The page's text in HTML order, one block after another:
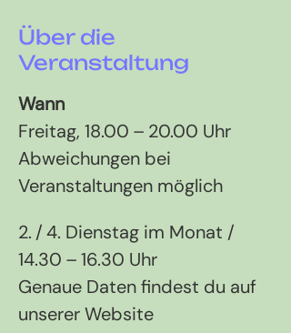
Über die
Veranstaltung
Wann
Freitag, 18.00 – 20.00 Uhr
Abweichungen bei
Veranstaltungen möglich
2. / 4. Dienstag im Monat /
14.30 – 16.30 Uhr
Genaue Daten findest du auf
unserer Website